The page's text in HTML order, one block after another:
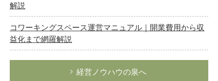
解説
コワーキングスペース運営マニュアル｜開業費用から収
益化まで網羅解説
経営ノウハウの泉へ